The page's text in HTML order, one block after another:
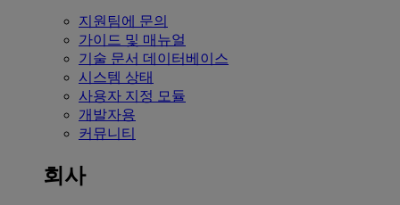
지원팀에 문의
가이드 및 매뉴얼
기술 문서 데이터베이스
시스템 상태
사용자 지정 모듈
개발자용
커뮤니티
회사